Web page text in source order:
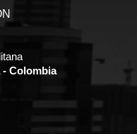
Colombia